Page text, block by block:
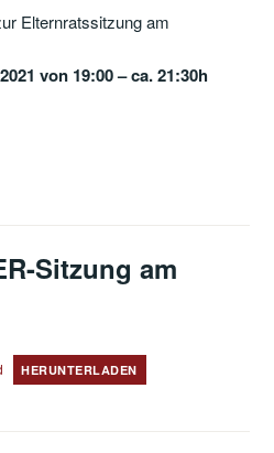
Elternratssitzung am
von 19:00 – ca. 21:30h
Sitzung am
HERUNTERLADEN